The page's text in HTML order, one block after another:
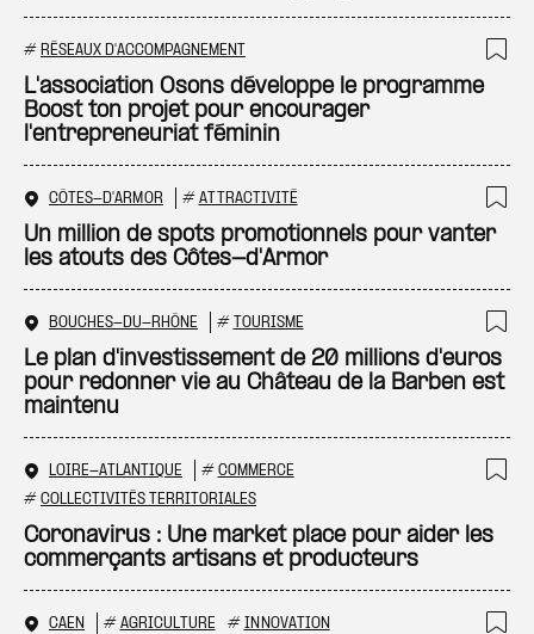
# RÉSEAUX D'ACCOMPAGNEMENT
L'association Osons développe le programme
Boost ton projet pour encourager
l'entrepreneuriat féminin
CÔTES-D'ARMOR # ATTRACTIVITÉ
Un million de spots promotionnels pour vanter
les atouts des Côtes-d'Armor
BOUCHES-DU-RHÔNE # TOURISME
Le plan d'investissement de 20 millions d'euros
pour redonner vie au Château de la Barben est
maintenu
LOIRE-ATLANTIQUE # COMMERCE
# COLLECTIVITÉS TERRITORIALES
Coronavirus : Une market place pour aider les
commerçants artisans et producteurs
CAEN # AGRICULTURE # INNOVATION